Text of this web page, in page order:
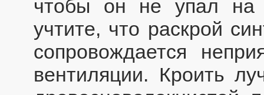
чтобы он не упал на
учтите, что раскрой
сопровождается
вентиляции. Кроить